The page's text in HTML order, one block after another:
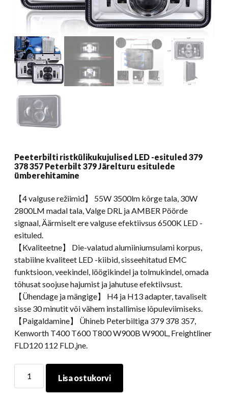
Peeterbilti ristkülikukujulised LED -esituled 379
378 357 Peterbilt 379 Järelturu esitulede
ümberehitamine
【4 valguse režiimid】 55W 3500lm kõrge tala, 30W
2800LM madal tala, Valge DRL ja AMBER Pöörde
signaal, Äärmiselt ere valguse efektiivsus 6500K LED -
esituled.
【Kvaliteetne】 Die-valatud alumiiniumsulami korpus,
stabiilne kvaliteet LED -kiibid, sisseehitatud EMC
funktsioon, veekindel, löögikindel ja tolmukindel, omada
tõhusat soojuse hajumist ja jahutuse efektiivsust.
【Ühendage ja mängige】 H4 ja H13 adapter, tavaliselt
sisse 30 minutit või vähem installimise lõpuleviimiseks.
【Paigaldamine】 Ühineb Peterbiltiga 379 378 357,
Kenworth T400 T600 T800 W900B W900L, Freightliner
FLD120 112 FLD,jne.
ristkülikukujulisedLisa ostukorvi